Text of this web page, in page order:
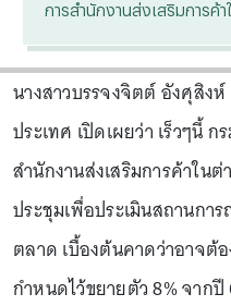
การสำนักงานส่งเสริมการค้
นางสาวบรรจงจิตต์ อังศุสิง
ประเทศ เปิดเผยว่า เร็วๆนี้
สำนักงานส่งเสริมการค้าใน
ประชุมเพื่อประเมินสถานกา
ตลาด เบื้องต้นคาดว่าอาจต้
กำหนดไว้ขยายตัว 8% จาก